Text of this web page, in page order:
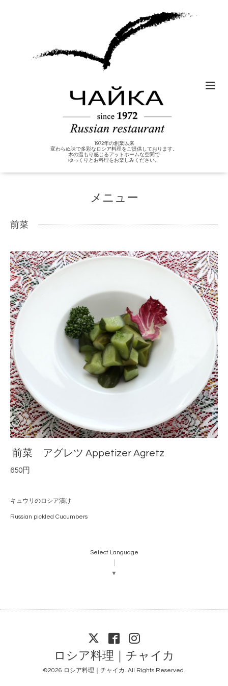
1972年の創業以来
変わらぬ味で多彩なロシア料理をご提供しております。
木の温もり感じるアットホームな空間で
ゆっくりとお料理をお楽しみください。
メニュー
前菜
前菜 アグレツ Appetizer Agretz
650円
キュウリのロシア漬け
Russian pickled Cucumbers
Select Language
▼
ロシア料理｜チャイカ
©2026 ロシア料理｜チャイカ . All Rights Reserved.